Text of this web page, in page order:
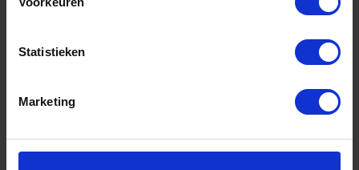
Statistieken
Marketing
Prijs per 1 Stuk
- +